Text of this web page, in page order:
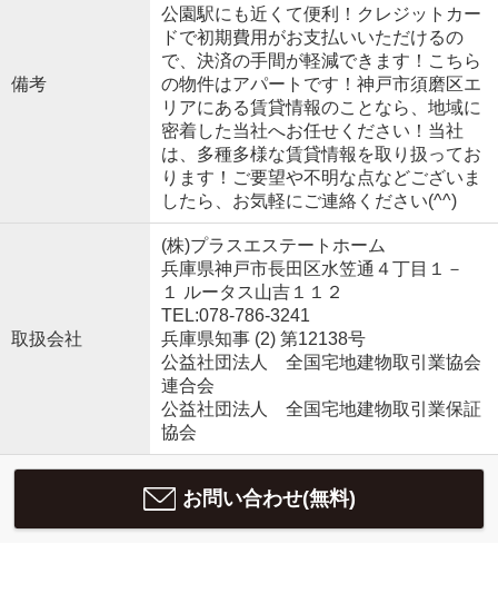
備考
公園駅にも近くて便利！クレジットカー
ドで初期費用がお支払いいただけるの
で、決済の手間が軽減できます！こちら
の物件はアパートです！神戸市須磨区エ
リアにある賃貸情報のことなら、地域に
密着した当社へお任せください！当社
は、多種多様な賃貸情報を取り扱ってお
ります！ご要望や不明な点などございま
したら、お気軽にご連絡ください(^^)
取扱会社
(株)プラスエステートホーム
兵庫県神戸市長田区水笠通４丁目１－
１ ルータス山吉１１２
TEL:078-786-3241
兵庫県知事 (2) 第12138号
公益社団法人 全国宅地建物取引業協会
連合会
公益社団法人 全国宅地建物取引業保証
協会
お問い合わせ(無料)